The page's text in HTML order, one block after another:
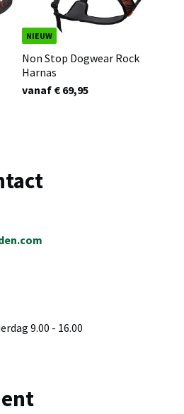
NIEUW
Non Stop Dogwear Rock
Harnas
vanaf € 69,95
9.00 - 16.00